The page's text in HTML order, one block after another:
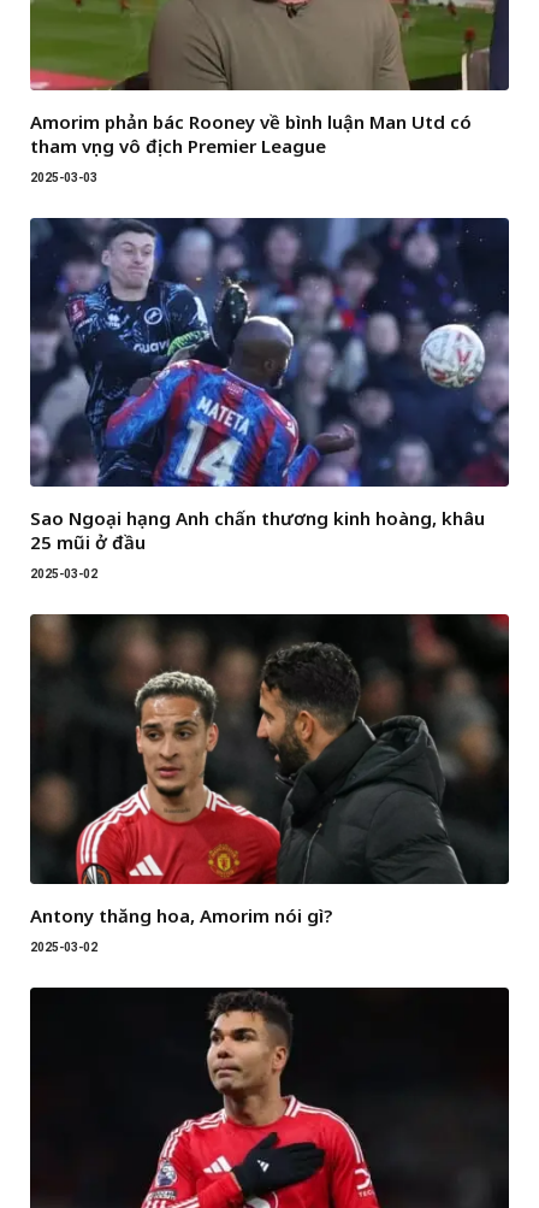
Amorim phản bác Rooney về bình luận Man Utd có
tham vọng vô địch Premier League
2025-03-03
Sao Ngoại hạng Anh chấn thương kinh hoàng, khâu
25 mũi ở đầu
2025-03-02
Antony thăng hoa, Amorim nói gì?
2025-03-02